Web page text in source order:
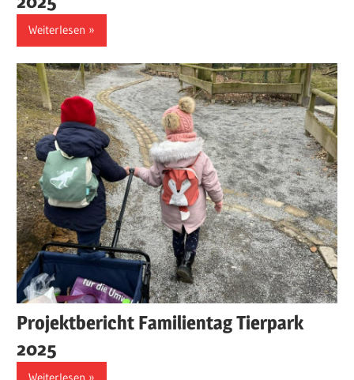
Weiterlesen
Projektbericht Familientag Tierpark
2025